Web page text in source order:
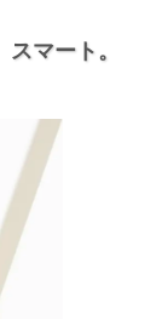
スマート。